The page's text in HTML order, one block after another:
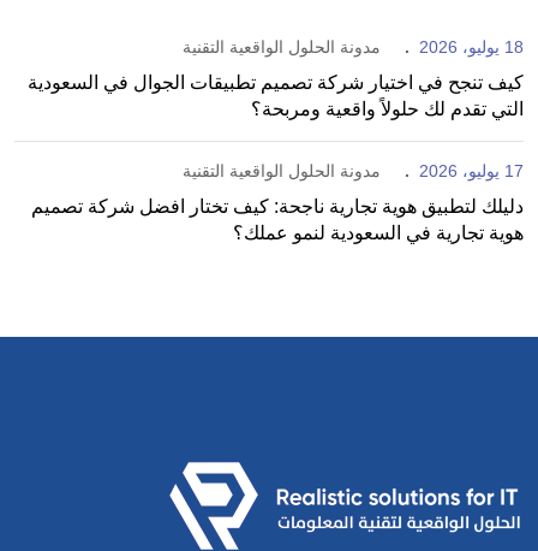
18 يوليو، 2026 مدونة الحلول الواقعية التقنية
كيف تنجح في اختيار شركة تصميم تطبيقات الجوال في السعودية
التي تقدم لك حلولاً واقعية ومربحة؟
17 يوليو، 2026 مدونة الحلول الواقعية التقنية
دليلك لتطبيق هوية تجارية ناجحة: كيف تختار افضل شركة تصميم
هوية تجارية في السعودية لنمو عملك؟